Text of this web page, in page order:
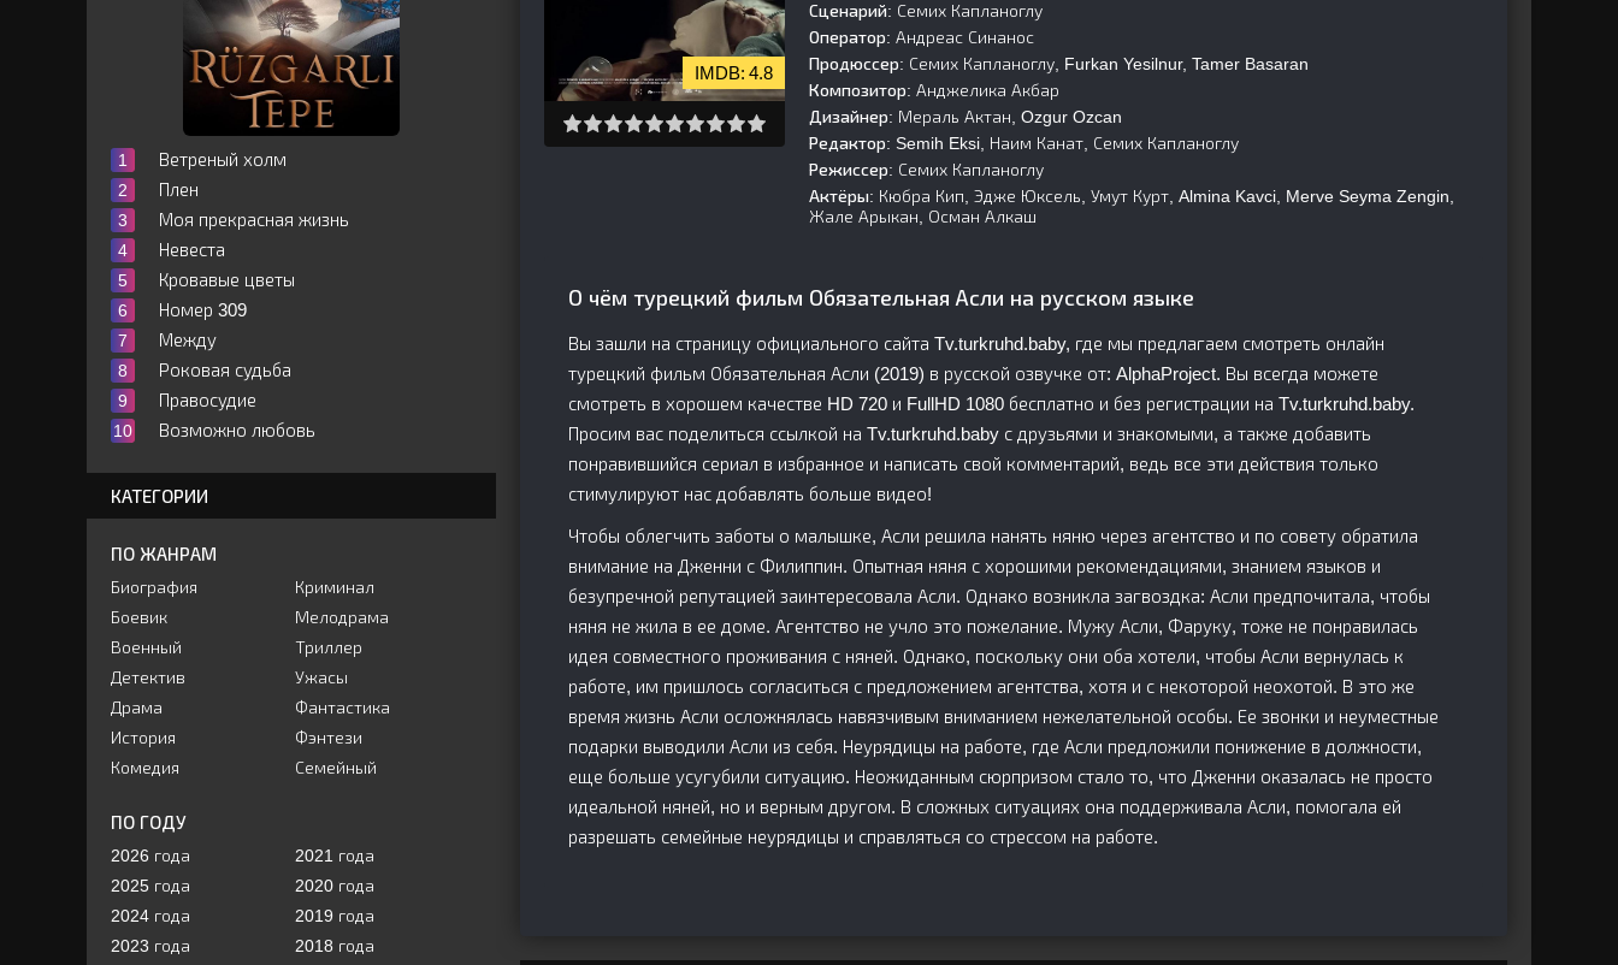
4.8
Сценарий: Семих Капланоглу
Оператор: Андреас Синанос
Продюссер: Семих Капланоглу, Furkan Yesilnur, Tamer Basaran
Композитор: Анджелика Акбар
Дизайнер: Мераль Актан, Ozgur Ozcan
Редактор: Semih Eksi, Наим Канат, Семих Капланоглу
Режиссер: Семих Капланоглу
Актёры: Кюбра Кип, Эдже Юксель, Умут Курт, Almina Kavci, Merve Seyma Zengin,
Жале Арыкан, Осман Алкаш
О чём турецкий фильм Обязательная Асли на русском языке
Вы зашли на страницу официального сайта Tv.turkruhd.baby, где мы предлагаем смотреть онлайн
турецкий фильм Обязательная Асли (2019) в русской озвучке от: AlphaProject. Вы всегда можете
смотреть в хорошем качестве HD 720 и FullHD 1080 бесплатно и без регистрации на Tv.turkruhd.baby.
Просим вас поделиться ссылкой на Tv.turkruhd.baby с друзьями и знакомыми, а также добавить
понравившийся сериал в избранное и написать свой комментарий, ведь все эти действия только
стимулируют нас добавлять больше видео!
Чтобы облегчить заботы о малышке, Асли решила нанять няню через агентство и по совету обратила
внимание на Дженни с Филиппин. Опытная няня с хорошими рекомендациями, знанием языков и
безупречной репутацией заинтересовала Асли. Однако возникла загвоздка: Асли предпочитала, чтобы
няня не жила в ее доме. Агентство не учло это пожелание. Мужу Асли, Фаруку, тоже не понравилась
идея совместного проживания с няней. Однако, поскольку они оба хотели, чтобы Асли вернулась к
работе, им пришлось согласиться с предложением агентства, хотя и с некоторой неохотой. В это же
время жизнь Асли осложнялась навязчивым вниманием нежелательной особы. Ее звонки и неуместные
подарки выводили Асли из себя. Неурядицы на работе, где Асли предложили понижение в должности,
еще больше усугубили ситуацию. Неожиданным сюрпризом стало то, что Дженни оказалась не просто
идеальной няней, но и верным другом. В сложных ситуациях она поддерживала Асли, помогала ей
разрешать семейные неурядицы и справляться со стрессом на работе.
Ветреный холм
Плен
Моя прекрасная жизнь
Невеста
Кровавые цветы
Номер 309
Между
Роковая судьба
Правосудие
Возможно любовь
КАТЕГОРИИ
ПО ЖАНРАМ
Биография
Боевик
Военный
Детектив
Драма
История
Комедия
Криминал
Мелодрама
Триллер
Ужасы
Фантастика
Фэнтези
Семейный
ПО ГОДУ
2026 года
2025 года
2024 года
2023 года
2021 года
2020 года
2019 года
2018 года